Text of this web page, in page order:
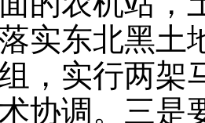
实东北黑土
，实行两架
协调。三是